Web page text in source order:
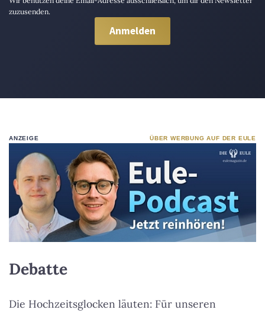
zuzusenden.
ANZEIGE ÜBER WERBUNG AUF DER EULE
Debatte
Die Hochzeitsglocken läuten: Für unseren